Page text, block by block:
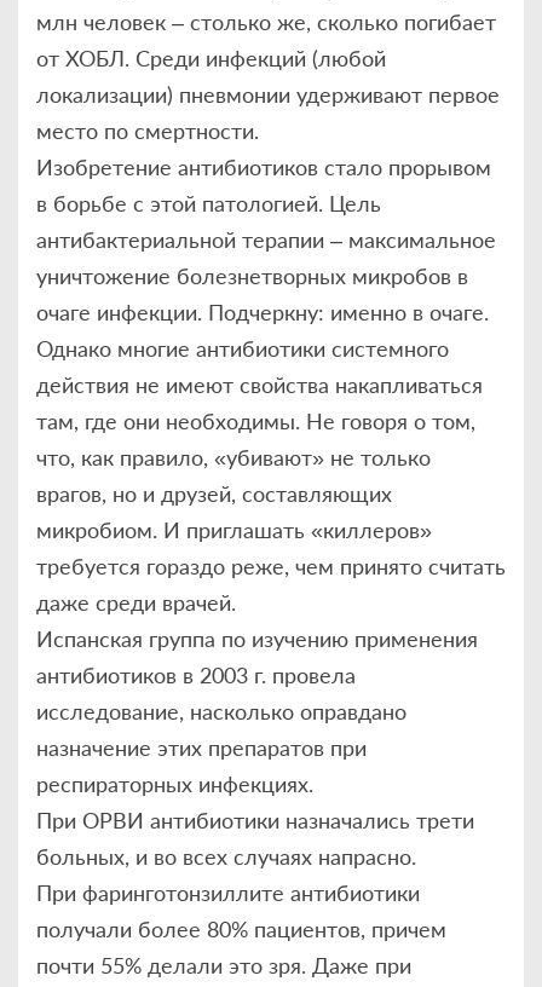
млн человек – столько же, сколько погибает
от ХОБЛ. Среди инфекций (любой
локализации) пневмонии удерживают первое
место по смертности.
Изобретение антибиотиков стало прорывом
в борьбе с этой патологией. Цель
антибактериальной терапии – максимальное
уничтожение болезнетворных микробов в
очаге инфекции. Подчеркну: именно в очаге.
Однако многие антибиотики системного
действия не имеют свойства накапливаться
там, где они необходимы. Не говоря о том,
что, как правило, «убивают» не только
врагов, но и друзей, составляющих
микробиом. И приглашать «киллеров»
требуется гораздо реже, чем принято считать
даже среди врачей.
Испанская группа по изучению применения
антибиотиков в 2003 г. провела
исследование, насколько оправдано
назначение этих препаратов при
респираторных инфекциях.
При ОРВИ антибиотики назначались трети
больных, и во всех случаях напрасно.
При фаринготонзиллите антибиотики
получали более 80% пациентов, причем
почти 55% делали это зря. Даже при